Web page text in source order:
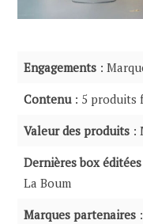
Engagements:
Contenu: 5 produits
Valeur des produits:
Dernières box éditées
La Boum
Marques partenaires: